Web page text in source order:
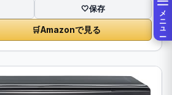
メニュー
🤍保存
🛒Amazonで見る